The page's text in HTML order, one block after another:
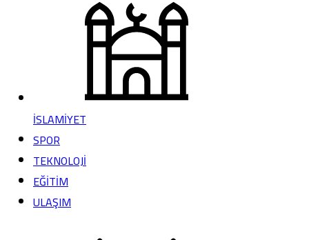
İSLAMİYET
SPOR
TEKNOLOJİ
EĞİTİM
ULAŞIM